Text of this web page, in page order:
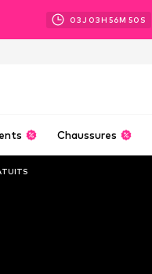
03J 03H 56M 49 S
Chaussures